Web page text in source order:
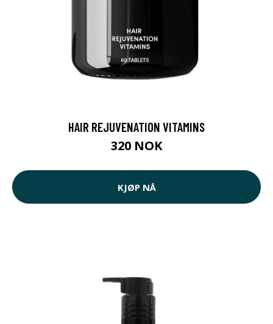
HAIR REJUVENATION VITAMINS
320 NOK
KJØP NÅ